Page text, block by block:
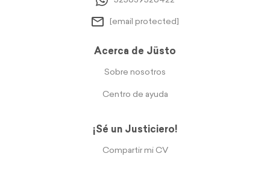
[email protected]
Acerca de Jüsto
Sobre nosotros
Centro de ayuda
¡Sé un Justiciero!
Compartir mi CV